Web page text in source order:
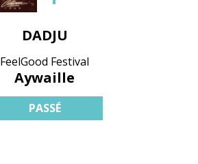
DADJU
FeelGood Festival
Aywaille
PASSÉ